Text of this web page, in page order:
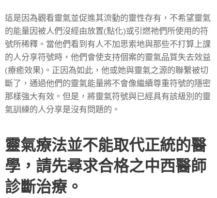
這是因為觀看靈氣並促進其流動的靈性存有，不希望靈氣
的能量因被人們沒經由放置(點化)或引燃祂們所使用的符
號所稀釋。當他們看到有人不加思索地與那些不打算上課
的人分享符號時，他們會使支持個案的靈氣品質失去效益
(療癒效果)。正因為如此，他或她與靈氣之源的聯繫被切
斷了，通過他們的靈氣能量將不會像繼續尊重符號的隱密
那樣強大有效。但是，將靈氣符號與已經具有該級別的靈
氣訓練的人分享是沒有問題的。
靈氣療法並不能取代正統的醫
學，請先尋求合格之中西醫師
診斷治療。